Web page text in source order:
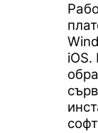
iOS.